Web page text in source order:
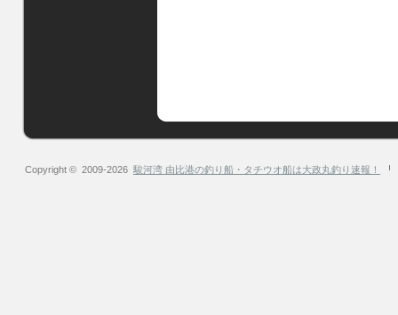
Copyright © 2009-2026 駿河湾 由比港の釣り船・タチウオ船は大政丸釣り速報！